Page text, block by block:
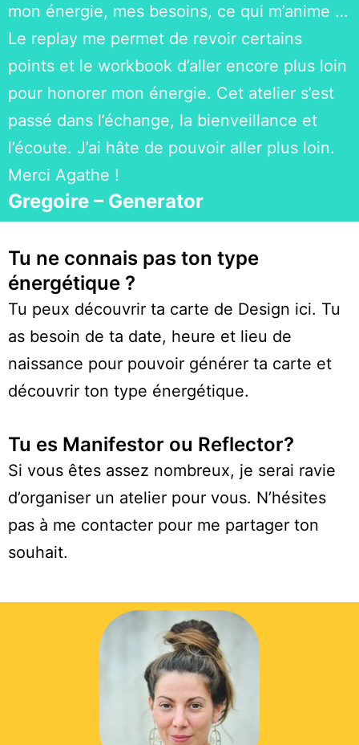
mon énergie, mes besoins, ce qui m’anime …
Le replay me permet de revoir certains
points et le workbook d’aller encore plus loin
pour honorer mon énergie. Cet atelier s’est
passé dans l’échange, la bienveillance et
l’écoute. J’ai hâte de pouvoir aller plus loin.
Merci Agathe !
Gregoire – Generator
Tu ne connais pas ton type
énergétique ?
Tu peux découvrir ta carte de Design ici. Tu
as besoin de ta date, heure et lieu de
naissance pour pouvoir générer ta carte et
découvrir ton type énergétique.
Tu es Manifestor ou Reflector?
Si vous êtes assez nombreux, je serai ravie
d’organiser un atelier pour vous. N’hésites
pas à me contacter pour me partager ton
souhait.